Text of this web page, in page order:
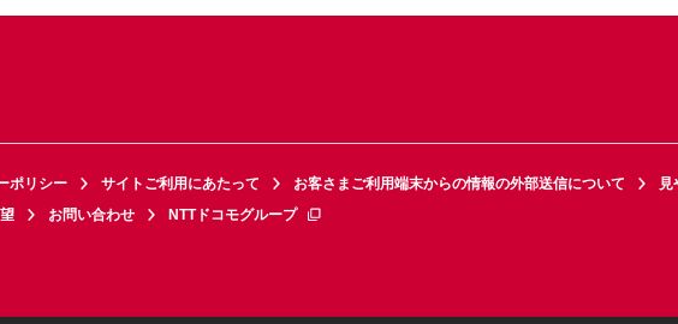
ポリシー サイトご利用にあたって お客さまご利用端末からの情報の外部送信について
見
お問い合わせ NTTドコモグループ